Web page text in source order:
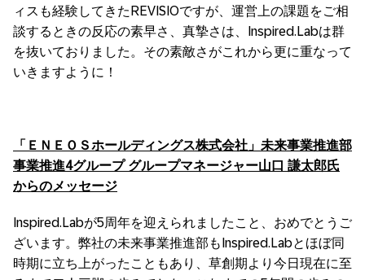
ィスも経験してきたREVISIOですが、運営上の課題をご相
談するときの反応の素早さ、真摯さは、Inspired.Labは群
を抜いておりました。その素敵さがこれから更に重なって
いきますように！
「ＥＮＥＯＳホールディングス株式会社」未来事業推進部
事業推進4グループ グループマネージャー山口 謙太郎氏
からのメッセージ
Inspired.Labが5周年を迎えられましたこと、おめでとうご
ざいます。弊社の未来事業推進部もInspired.Labとほぼ同
時期に立ち上がったこともあり、草創期より今日現在に至